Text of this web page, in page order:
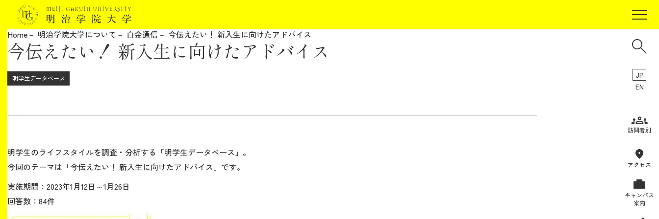
JP
EN
訪問者別
アクセス
キャンパス
案内
明治学院大学について
教育
留学・国際交流
キャリア
Home 明治学院大学について 白金通信 今伝えたい！ 新入生に向けたアドバイス
今伝えたい！ 新入生に向けたアドバイス
明学生データベース
明学生のライフスタイルを調査・分析する「明学生データベース」。
今回のテーマは「今伝えたい！ 新入生に向けたアドバイス」です。
実施期間：2023年1月12日～1月26日
回答数：84件